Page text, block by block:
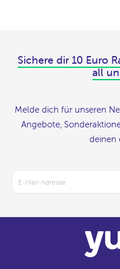
Sichere dir 10 Euro
all
Melde dich für unseren
Angebote,
deinen